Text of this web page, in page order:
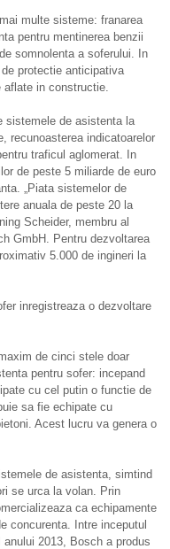
multe sisteme: franarea
pentru mentinerea benzii
somnolenta a soferului. In
protectie anticipativa
aflate in constructie.
sistemele de asistenta la
recunoasterea indicatoarelor
traficul aglomerat. In
de peste 5 miliarde de euro
„Piata sistemelor de
anuala de peste 20 la
Scheider, membru al
GmbH. Pentru dezvoltarea
5.000 de ingineri la
inregistreaza o dezvoltare
de cinci stele doar
pentru sofer: incepand
cu cel putin o functie de
sa fie echipate cu
Acest lucru va genera o
de asistenta, simtind
se urca la volan. Prin
ca echipamente
concurenta. Intre inceputul
2013, Bosch a produs